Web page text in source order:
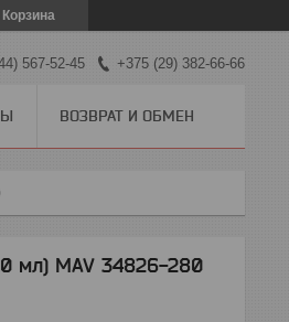
Корзина
567-52-45 +375 (29) 382-66-66
ВОЗВРАТ И ОБМЕН
мл) MAV 34826-280